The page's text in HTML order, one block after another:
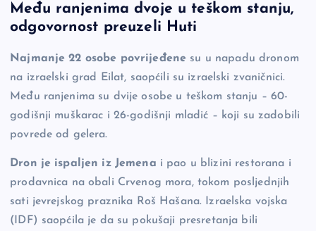
c
e
b
o
o
k
p
y
Li
n
k
se
n
g
er
er ar
e
Među ranjenima dvoje u teškom stanju,
odgovornost preuzeli Huti
Najmanje 22 osobe povrijeđene su u napadu dronom
na izraelski grad Eilat, saopćili su izraelski zvaničnici.
Među ranjenima su dvije osobe u teškom stanju – 60-
godišnji muškarac i 26-godišnji mladić – koji su zadobili
povrede od gelera.
Dron je ispaljen iz Jemena i pao u blizini restorana i
prodavnica na obali Crvenog mora, tokom posljednjih
sati jevrejskog praznika Roš Hašana. Izraelska vojska
(IDF) saopćila je da su pokušaji presretanja bili